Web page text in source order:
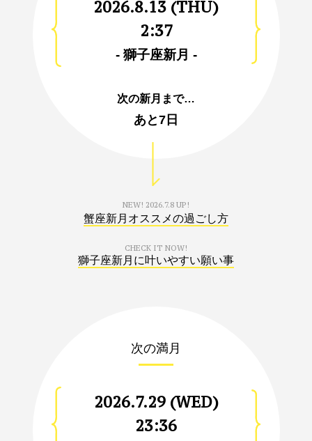
2026.8.13 (THU)
2:37
- 獅子座新月 -
次の新月まで…
あと7日
NEW! 2026.7.8 UP!
蟹座新月オススメの過ごし方
CHECK IT NOW!
獅子座新月に叶いやすい願い事
次の満月
2026.7.29 (WED)
23:36